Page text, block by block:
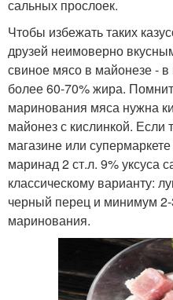
сальных прослоек.
Чтобы избежать таких
друзей неимоверно
свиное мясо в майонезе - в
более 60-70% жира.
маринования мяса нужна
майонез с кислинкой.
магазине или
маринад 2 ст.л. 9% уксуса
классическому варианту:
черный перец и минимум
маринования.